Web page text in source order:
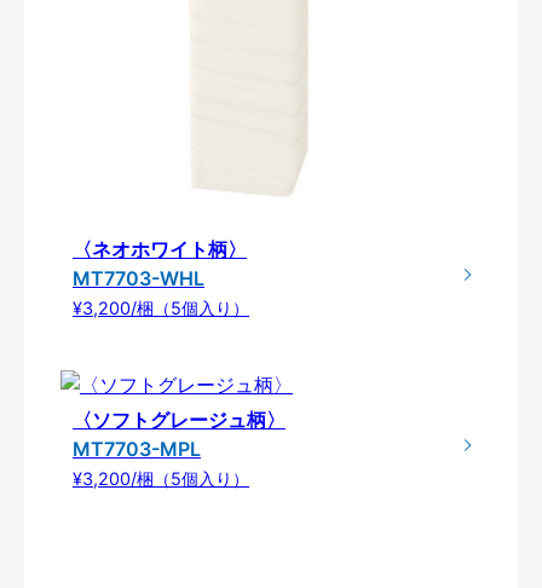
〈ネオホワイト柄〉
MT7703-WHL
¥3,200/梱（5個入り）
〈ソフトグレージュ柄〉
MT7703-MPL
¥3,200/梱（5個入り）